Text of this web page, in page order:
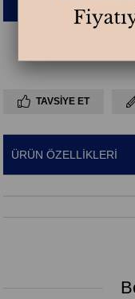
TAVSIYE ET
ÜRÜN ÖZELLIKLERI